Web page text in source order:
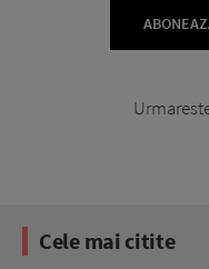
Cele mai citite